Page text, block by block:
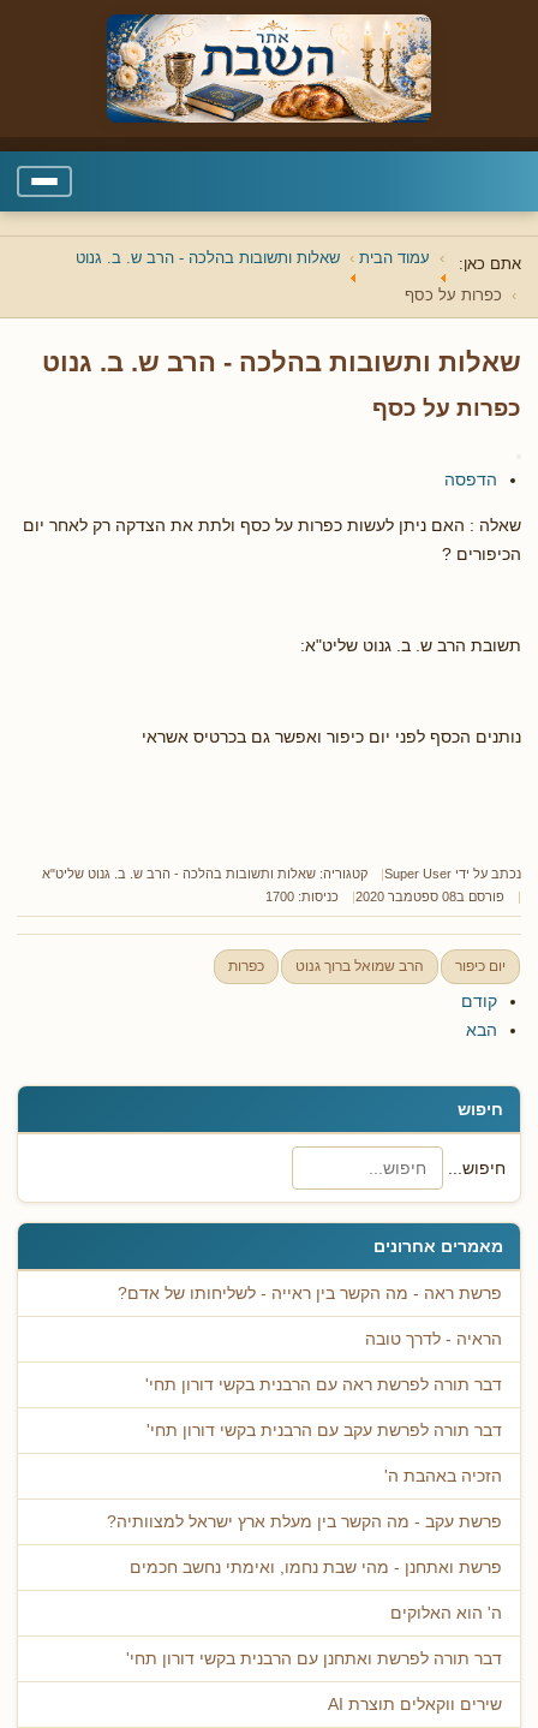
אתם כאן: עמוד הבית שאלות ותשובות בהלכה - הרב ש. ב. גנוט
כפרות על כסף
חיפוש
חיפוש...
מאמרים אחרונים
פרשת ראה - מה הקשר בין ראייה - לשליחותו של אדם?
הראיה - לדרך טובה
דבר תורה לפרשת ראה עם הרבנית בקשי דורון תחי'
דבר תורה לפרשת עקב עם הרבנית בקשי דורון תחי'
הזכיה באהבת ה'
פרשת עקב - מה הקשר בין מעלת ארץ ישראל למצוותיה?
פרשת ואתחנן - מהי שבת נחמו, ואימתי נחשב חכמים
ה' הוא האלוקים
דבר תורה לפרשת ואתחנן עם הרבנית בקשי דורון תחי'
שירים ווקאלים תוצרת AI
שאלות ותשובות בהלכה - הרב ש. ב. גנוט
כפרות על כסף
הדפסה
שאלה : האם ניתן לעשות כפרות על כסף ולתת את הצדקה רק לאחר יום
הכיפורים ?
תשובת הרב ש. ב. גנוט שליט"א:
נותנים הכסף לפני יום כיפור ואפשר גם בכרטיס אשראי
נכתב על ידי Super User קטגוריה: שאלות ותשובות בהלכה - הרב ש. ב. גנוט שליט"א
פורסם ב08 ספטמבר 2020
כניסות: 1700
יום כיפור הרב שמואל ברוך גנוט כפרות
קודם
הבא